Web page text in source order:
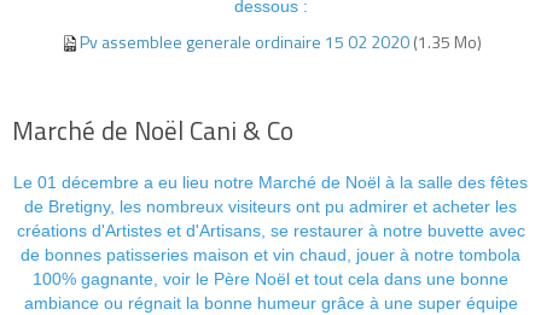
dessous :
Pv assemblee generale ordinaire 15 02 2020(1.35 Mo)
Marché de Noël Cani & Co
Le 01 décembre a eu lieu notre Marché de Noël à la salle des fêtes
de Bretigny, les nombreux visiteurs ont pu admirer et acheter les
créations d'Artistes et d'Artisans, se restaurer à notre buvette avec
de bonnes patisseries maison et vin chaud, jouer à notre tombola
100% gagnante, voir le Père Noël et tout cela dans une bonne
ambiance ou régnait la bonne humeur grâce à une super équipe